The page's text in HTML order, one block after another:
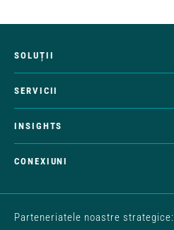
SOLUȚII
SERVICII
INSIGHTS
CONEXIUNI
Parteneriatele noastre strategice: